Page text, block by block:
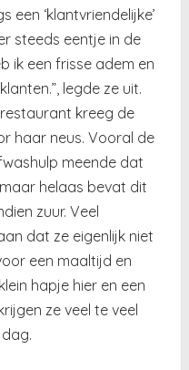
een ‘klantvriendelijke’
steeds eentje in de
ik een frisse adem en
legde ze uit.
kreeg de
haar neus. Vooral de
meende dat
helaas bevat dit
zuur. Veel
dat ze eigenlijk niet
een maaltijd en
hapje hier en een
ze veel te veel